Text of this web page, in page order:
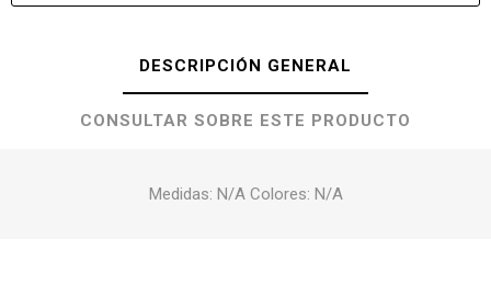
DESCRIPCIÓN GENERAL
CONSULTAR SOBRE ESTE PRODUCTO
Medidas: N/A Colores: N/A